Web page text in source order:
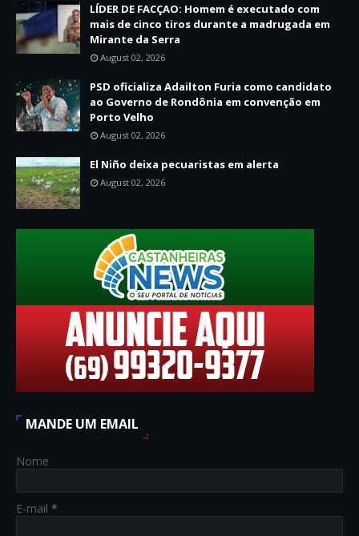
LÍDER DE FACÇAO: Homem é executado com
mais de cinco tiros durante a madrugada em
Mirante da Serra
August 02, 2026
PSD oficializa Adailton Furia como candidato
ao Governo de Rondônia em convenção em
Porto Velho
August 02, 2026
El Niño deixa pecuaristas em alerta
August 02, 2026
MANDE UM EMAIL
Nome
E-mail *